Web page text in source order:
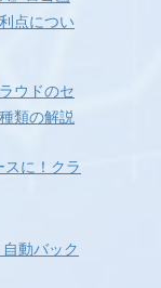
点につい
ウドのセ
類の解説
に！クラ
動バック